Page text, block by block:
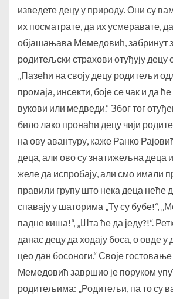
изведете децу у природу. Они су
их посматрате, да их усмеравате, да
објашањава Мемедовић, забринут
родитељски страхови отуђују децу
„Пазећи на своју децу родитељи
промаја, инсекти, боје се чак и да
вукови или медведи.“ Због тог
било лако пронаћи децу чији
на ову авантуру, каже Ранко
деца, али ово су знатижељна деца
желе да испробају, али смо имали
правили групу што нека деца неће
спавају у шаторима „Ту су бубе!“,
падне киша!“, „Шта ће да једу?!“.
данас децу да ходају боса, о овде
цео дан босоноги.“ Своје
Мемедовић завршио је поруком
родитељима: „Родитељи, па то су